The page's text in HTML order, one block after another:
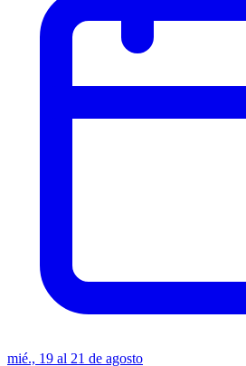
mié., 19 al 21 de agosto